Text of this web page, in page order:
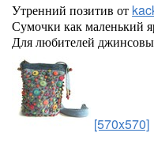
Утренний позитив от
Сумочки как маленький
Для любителей
[570x570]